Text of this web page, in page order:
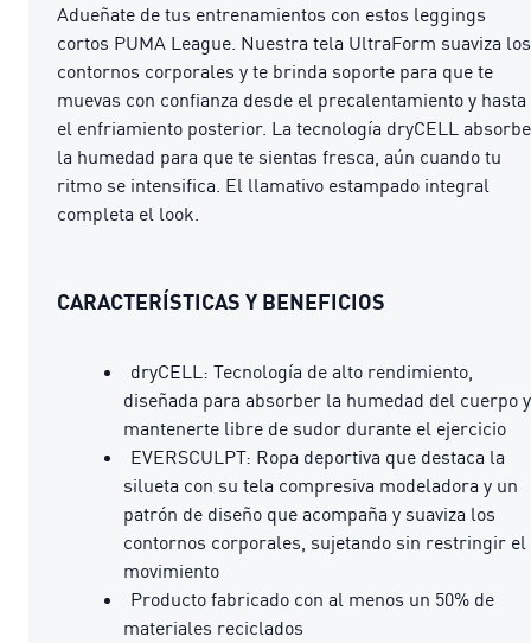
Adueñate de tus entrenamientos con estos leggings
cortos PUMA League. Nuestra tela UltraForm suaviza los
contornos corporales y te brinda soporte para que te
muevas con confianza desde el precalentamiento y hasta
el enfriamiento posterior. La tecnología dryCELL absorbe
la humedad para que te sientas fresca, aún cuando tu
ritmo se intensifica. El llamativo estampado integral
completa el look.
CARACTERÍSTICAS Y BENEFICIOS
dryCELL: Tecnología de alto rendimiento,
diseñada para absorber la humedad del cuerpo y
mantenerte libre de sudor durante el ejercicio
EVERSCULPT: Ropa deportiva que destaca la
silueta con su tela compresiva modeladora y un
patrón de diseño que acompaña y suaviza los
contornos corporales, sujetando sin restringir el
movimiento
Producto fabricado con al menos un 50% de
materiales reciclados